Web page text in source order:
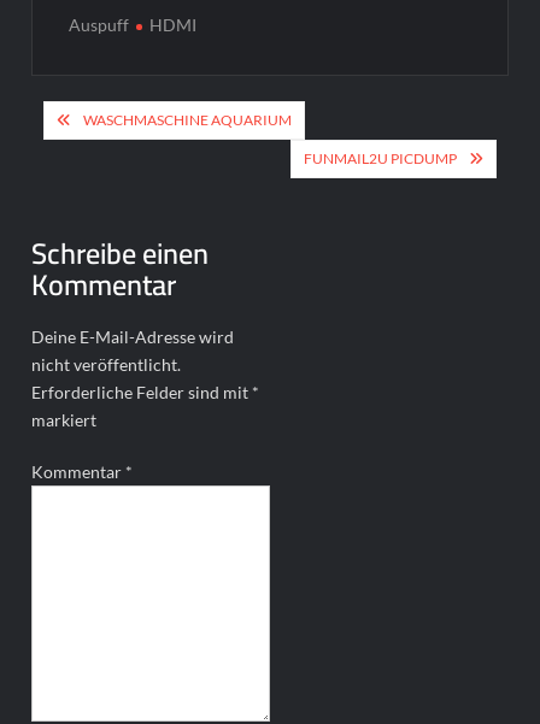
SHARES
Auspuff HDMI
Beitragsnavigation
WASCHMASCHINE AQUARIUM
FUNMAIL2U PICDUMP
Schreibe einen
Kommentar
Deine E-Mail-Adresse wird
nicht veröffentlicht.
Erforderliche Felder sind mit *
markiert
Kommentar *